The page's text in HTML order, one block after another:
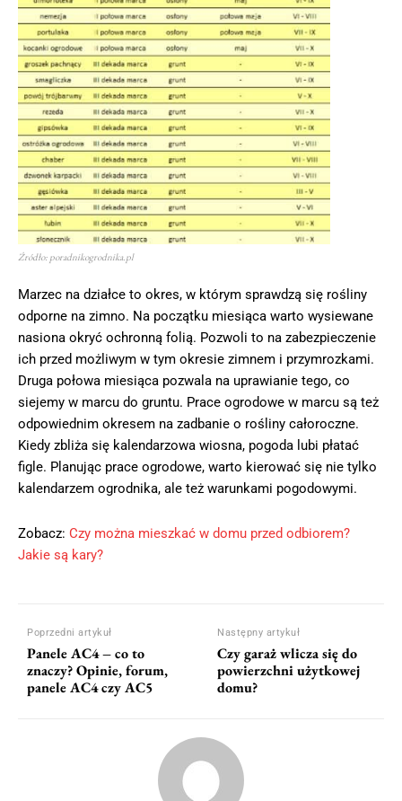
Źródło: poradnikogrodnika.pl
Marzec na działce to okres, w którym sprawdzą się rośliny
odporne na zimno. Na początku miesiąca warto wysiewane
nasiona okryć ochronną folią. Pozwoli to na zabezpieczenie
ich przed możliwym w tym okresie zimnem i przymrozkami.
Druga połowa miesiąca pozwala na uprawianie tego, co
siejemy w marcu do gruntu. Prace ogrodowe w marcu są też
odpowiednim okresem na zadbanie o rośliny całoroczne.
Kiedy zbliża się kalendarzowa wiosna, pogoda lubi płatać
figle. Planując prace ogrodowe, warto kierować się nie tylko
kalendarzem ogrodnika, ale też warunkami pogodowymi.
Zobacz: Czy można mieszkać w domu przed odbiorem?
Jakie są kary?
Poprzedni artykuł
Panele AC4 – co to
znaczy? Opinie, forum,
panele AC4 czy AC5
Następny artykuł
Czy garaż wlicza się do
powierzchni użytkowej
domu?